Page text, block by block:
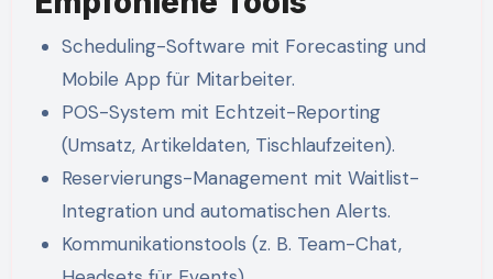
Scheduling-Software mit Forecasting und
Mobile App für Mitarbeiter.
POS-System mit Echtzeit-Reporting
(Umsatz, Artikeldaten, Tischlaufzeiten).
Reservierungs-Management mit Waitlist-
Integration und automatischen Alerts.
Kommunikationstools (z. B. Team-Chat,